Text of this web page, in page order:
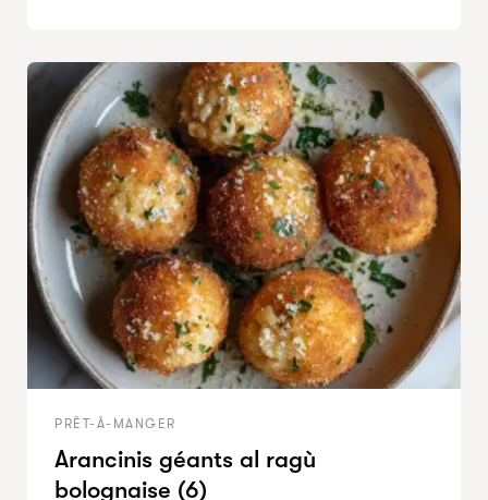
PRÊT-À-MANGER
Arancinis géants al ragù
bolognaise (6)